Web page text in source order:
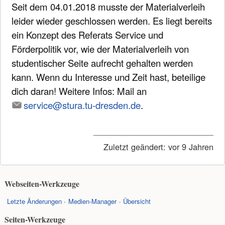
Seit dem 04.01.2018 musste der Materialverleih
leider wieder geschlossen werden. Es liegt bereits
ein Konzept des Referats Service und
Förderpolitik vor, wie der Materialverleih von
studentischer Seite aufrecht gehalten werden
kann. Wenn du Interesse und Zeit hast, beteilige
dich daran! Weitere Infos: Mail an
service@stura.tu-dresden.de.
Zuletzt geändert: vor 9 Jahren
Webseiten-Werkzeuge
Letzte Änderungen Medien-Manager Übersicht
Seiten-Werkzeuge